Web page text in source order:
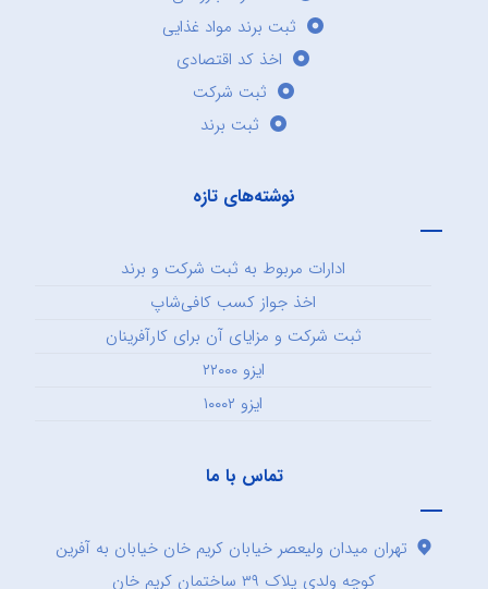
ثبت برند مواد غذایی
اخذ کد اقتصادی
ثبت شرکت
ثبت برند
نوشته‌های تازه
ادارات مربوط به ثبت شرکت و برند
اخذ جواز کسب کافی‌شاپ
ثبت شرکت و مزایای آن برای کارآفرینان
ایزو ۲۲۰۰۰
ایزو ۱۰۰۰۲
تماس با ما
تهران میدان ولیعصر خیابان کریم خان خیابان به آفرین
کوچه ولدی پلاک ۳۹ ساختمان کریم خان